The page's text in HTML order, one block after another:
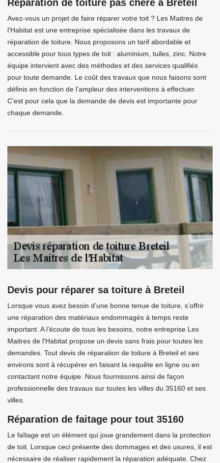
Réparation de toiture pas chère à Breteil
Avez-vous un projet de faire réparer votre toit ? Les Maitres de
l'Habitat est une entreprise spécialisée dans les travaux de
réparation de toiture. Nous proposons un tarif abordable et
accessible pour tous types de toit : aluminium, tuiles, zinc. Notre
équipe intervient avec des méthodes et des services qualifiés
pour toute demande. Le coût des travaux que nous faisons sont
définis en fonction de l’ampleur des interventions à effectuer.
C’est pour cela que la demande de devis est importante pour
chaque demande.
Devis pour réparer sa toiture à Breteil
Lorsque vous avez besoin d’une bonne tenue de toiture, s’offrir
une réparation des matériaux endommagés à temps reste
important. A l’écoute de tous les besoins, notre entreprise Les
Maitres de l'Habitat propose un devis sans frais pour toutes les
demandes. Tout devis de réparation de toiture à Breteil et ses
environs sont à récupérer en faisant la requête en ligne ou en
contactant notre équipe. Nous fournissons ainsi de façon
professionnelle des travaux sur toutes les villes du 35160 et ses
villes.
Réparation de faitage pour tout 35160
Le faîtage est un élément qui joue grandement dans la protection
de toit. Lorsque ceci présente des dommages et des usures, il est
nécessaire de réaliser rapidement la réparation adéquate. Chez